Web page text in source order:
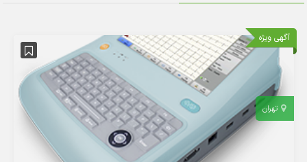
آگهی ویژه
تهران